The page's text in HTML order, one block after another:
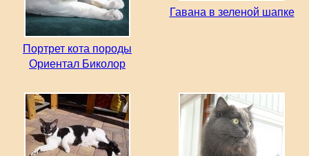
Портрет кота породы
Ориентал Биколор
Гавана в зеленой шапке